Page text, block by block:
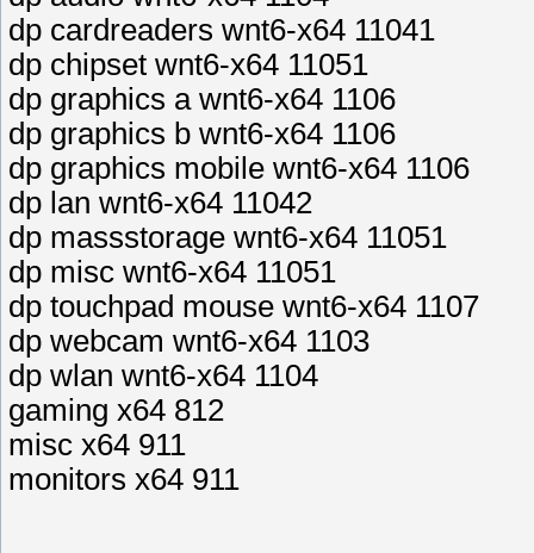
dp cardreaders wnt6-x64 11041
dp chipset wnt6-x64 11051
dp graphics a wnt6-x64 1106
dp graphics b wnt6-x64 1106
dp graphics mobile wnt6-x64 1106
dp lan wnt6-x64 11042
dp massstorage wnt6-x64 11051
dp misc wnt6-x64 11051
dp touchpad mouse wnt6-x64 1107
dp webcam wnt6-x64 1103
dp wlan wnt6-x64 1104
gaming x64 812
misc x64 911
monitors x64 911